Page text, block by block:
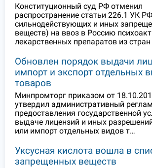
Конституционный суд РФ отменил
распространение статьи 226.1 УК
сильнодействующих и иных
веществ) на ввоз в Россию
лекарственных препаратов из
Обновлен порядок выдачи
импорт и экспорт отдельных
товаров
Минпромторг приказом от
утвердил административный
предоставления государственной
выдаче лицензий и иных
или импорт отдельных видов т…
Уксусная кислота вошла в
запрещенных веществ